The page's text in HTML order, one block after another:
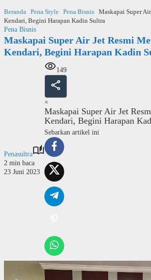
ke
konten
Beranda Pena Style Pena Bisnis
Maskapai Super
Kendari, Begini Harapan Kadin Sultra
Pena Bisnis
Maskapai Super Air Jet Resmi
Kendari, Begini Harapan Kadin
Penasultra
2 min baca
23 Juni 2023
149
×
Maskapai Super Air Jet
Kendari, Begini Harapan
Sebarkan artikel ini